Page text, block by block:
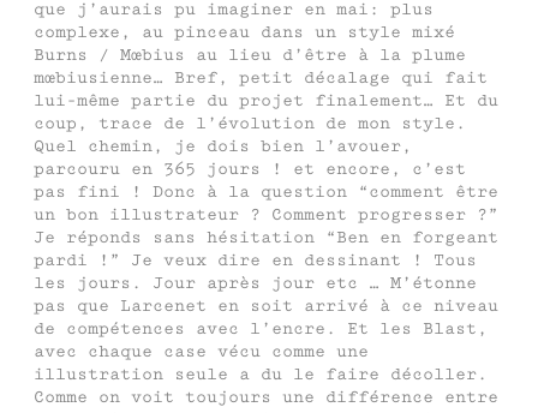
que j’aurais pu imaginer en mai: plus
complexe, au pinceau dans un style mixé
Burns / Mœbius au lieu d’être à la plume
mœbiusienne… Bref, petit décalage qui fait
lui-même partie du projet finalement… Et du
coup, trace de l’évolution de mon style.
Quel chemin, je dois bien l’avouer,
parcouru en 365 jours ! et encore, c’est
pas fini ! Donc à la question “comment être
un bon illustrateur ? Comment progresser ?”
Je réponds sans hésitation “Ben en forgeant
pardi !” Je veux dire en dessinant ! Tous
les jours. Jour après jour etc … M’étonne
pas que Larcenet en soit arrivé à ce niveau
de compétences avec l’encre. Et les Blast,
avec chaque case vécu comme une
illustration seule a du le faire décoller.
Comme on voit toujours une différence entre